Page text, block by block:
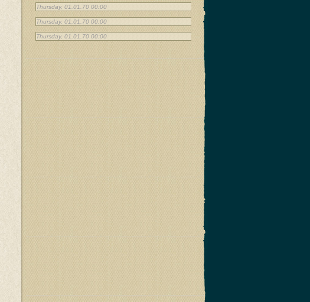
Thursday, 01.01.70 00:00
Thursday, 01.01.70 00:00
Thursday, 01.01.70 00:00